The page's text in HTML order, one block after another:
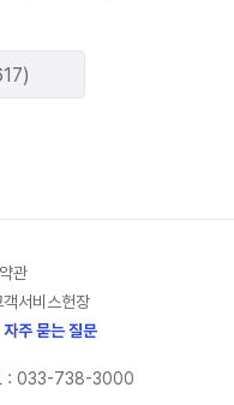
관
객서비스헌장
자주 묻는 질문
: 033-738-3000